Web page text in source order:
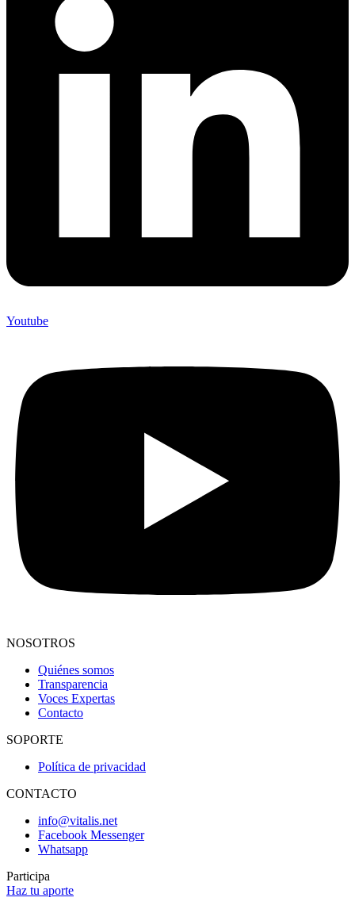
Youtube
NOSOTROS
Quiénes somos
Transparencia
Voces Expertas
Contacto
SOPORTE
Política de privacidad
CONTACTO
info@vitalis.net
Facebook Messenger
Whatsapp
Participa
Haz tu aporte